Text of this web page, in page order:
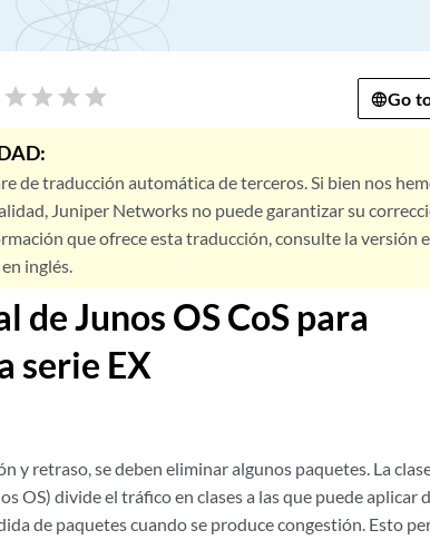
star star star star Go
de traducción automática de terceros. Si bien nos
Juniper Networks no puede garantizar su
que ofrece esta traducción, consulte la versión
inglés.
de Junos OS CoS para
serie EX
y retraso, se deben eliminar algunos paquetes. La
OS) divide el tráfico en clases a las que puede aplicar
de paquetes cuando se produce congestión. Esto